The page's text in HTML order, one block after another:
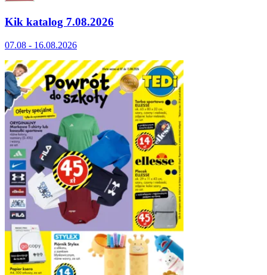
Kik katalog 7.08.2026
07.08 - 16.08.2026